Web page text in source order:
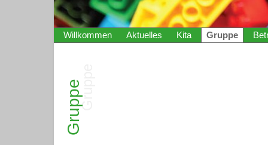
Willkommen Aktuelles Kita Gruppe